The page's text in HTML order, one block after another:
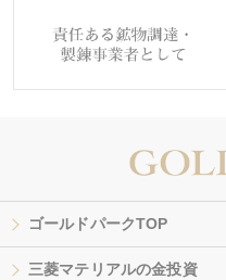
ゴールドパークTOP
三菱マテリアルの金投資